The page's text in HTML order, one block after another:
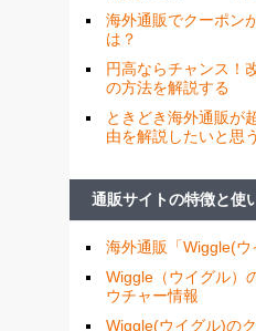
海外通販でクーポン
は？
円高ならチャンス！
の方法を解説する
ときどき海外通販が
由を解説したいと思う
通販サイトの特徴と使
海外通販「Wiggle(
Wiggle（ウイグル）
ウチャー情報
Wiggle(ウイグル)の